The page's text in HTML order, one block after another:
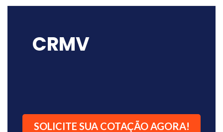
CRMV
SOLICITE SUA COTAÇÃO AGORA!